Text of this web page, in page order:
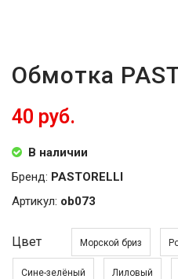
Обмотка
40 руб.
В наличии
Бренд: PASTORELLI
Артикул: ob073
Цвет Морской бриз
Сине-зелёный Лиловый